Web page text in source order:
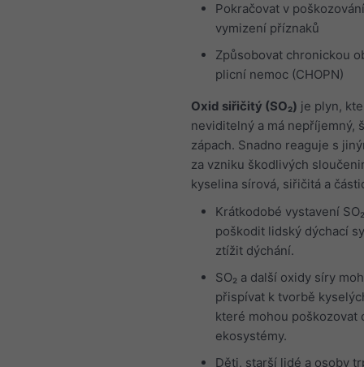
Pokračovat v
vymizení příznaků
Způsobovat chronickou
plicní nemoc (CHOPN)
Oxid siřičitý (SO₂) je plyn,
neviditelný a má nepříjemný,
zápach. Snadno reaguje s
za vzniku škodlivých
kyselina sírová, siřičitá a
Krátkodobé vystavení
poškodit lidský dýchací
ztížit dýchání.
SO₂ a další oxidy síry
přispívat k tvorbě
které mohou poškozovat
ekosystémy.
Děti, starší lidé a osoby